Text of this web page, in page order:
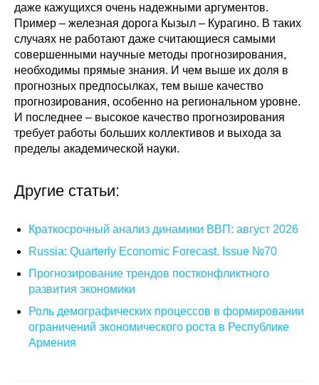
даже кажущихся очень надежными аргументов.
Пример – железная дорога Кызыл – Курагино. В таких
случаях не работают даже считающиеся самыми
совершенными научные методы прогнозирования,
необходимы прямые знания. И чем выше их доля в
прогнозных предпосылках, тем выше качество
прогнозирования, особенно на региональном уровне.
И последнее – высокое качество прогнозирования
требует работы больших коллективов и выхода за
пределы академической науки.
Другие статьи:
Краткосрочный анализ динамики ВВП: август 2026
Russia: Quarterly Economic Forecast. Issue №70
Прогнозирование трендов постконфликтного
развития экономики
Роль демографических процессов в формировании
ограничений экономического роста в Республике
Армения